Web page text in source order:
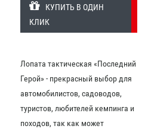
КУПИТЬ В ОДИН
КЛИК
Лопата тактическая «Последний
Герой» - прекрасный выбор для
автомобилистов, садоводов,
туристов, любителей кемпинга и
походов, так как может